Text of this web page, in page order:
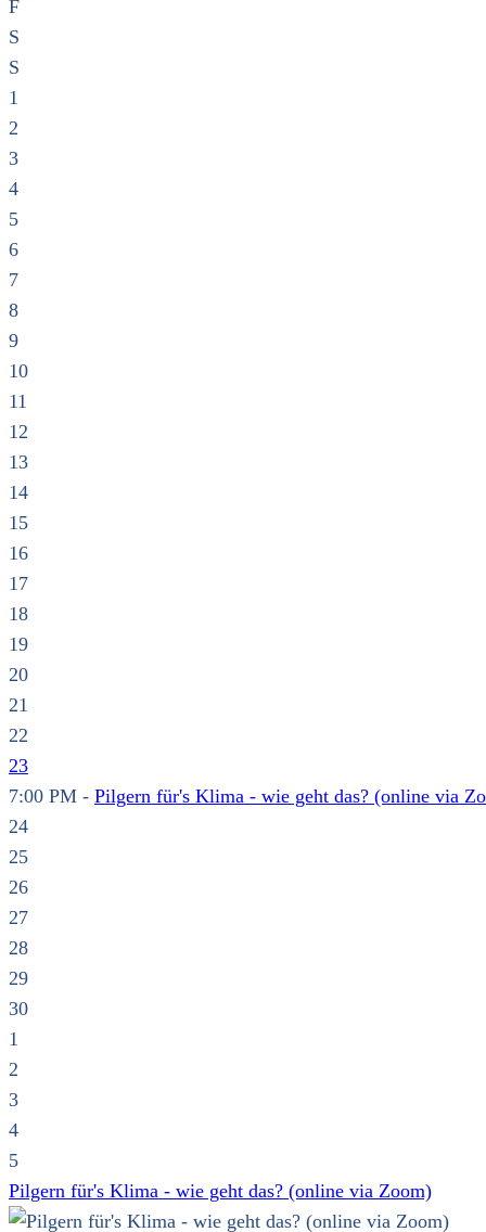
F
S
S
1
2
3
4
5
6
7
8
9
10
11
12
13
14
15
16
17
18
19
20
21
22
23
7:00 PM - Pilgern für's Klima - wie geht das? (online via
24
25
26
27
28
29
30
1
2
3
4
5
Pilgern für's Klima - wie geht das? (online via Zoom)